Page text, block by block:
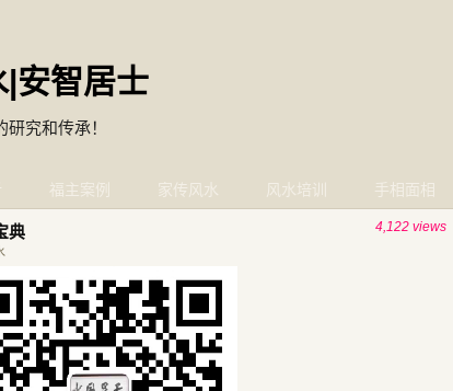
安智居士
究和传承！
福主案例 家传风水 风水培训 手相面相
典 4,122 views